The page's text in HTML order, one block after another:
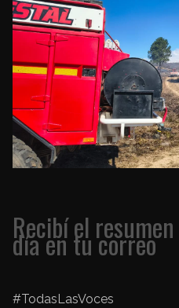
Recibí el
día en tu correo
#TodasLasVoces